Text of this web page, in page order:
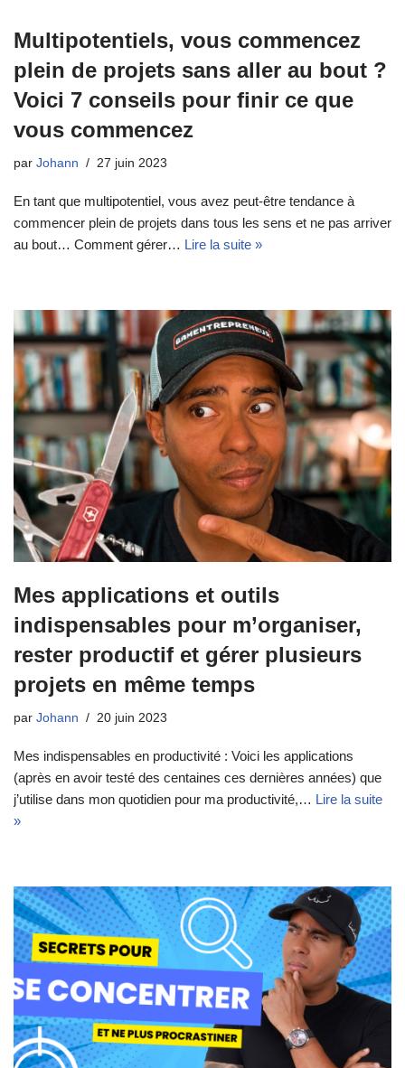
Multipotentiels, vous commencez
plein de projets sans aller au bout ?
Voici 7 conseils pour finir ce que
vous commencez
par Johann 27 juin 2023
En tant que multipotentiel, vous avez peut-être tendance à
commencer plein de projets dans tous les sens et ne pas arriver
au bout… Comment gérer… Lire la suite »
Mes applications et outils
indispensables pour m’organiser,
rester productif et gérer plusieurs
projets en même temps
par Johann 20 juin 2023
Mes indispensables en productivité : Voici les applications
(après en avoir testé des centaines ces dernières années) que
j’utilise dans mon quotidien pour ma productivité,… Lire la suite
»